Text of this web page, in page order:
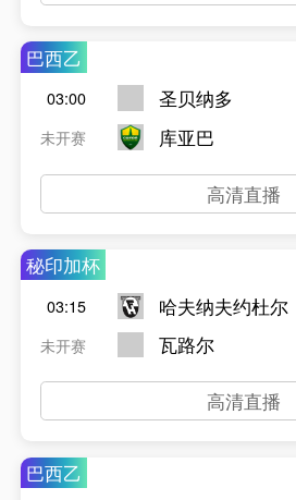
巴西乙
03:00
未开赛
圣贝纳多
库亚巴
高清直播
秘印加杯
03:15
未开赛
哈夫纳夫约杜尔
瓦路尔
高清直播
巴西乙